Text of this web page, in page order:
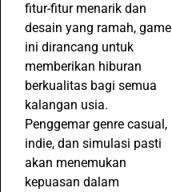
fitur-fitur menarik dan
desain yang ramah, game
ini dirancang untuk
memberikan hiburan
berkualitas bagi semua
kalangan usia.
Penggemar genre casual,
indie, dan simulasi pasti
akan menemukan
kepuasan dalam